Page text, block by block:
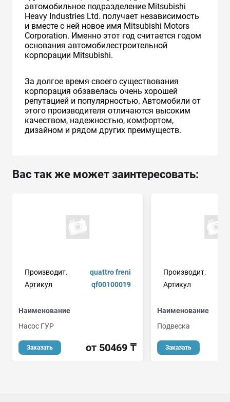
автомобильное подразделение Mitsubishi
Heavy Industries Ltd. получает независимость
и вместе с ней новое имя Mitsubishi Motors
Corporation. Именно этот год считается годом
основания автомобилестроительной
корпорации Mitsubishi.
За долгое время своего существования
корпорация обзавелась очень хорошей
репутацией и популярностью. Автомобили от
этого производителя отличаются высоким
качеством, надежностью, комфортом,
дизайном и рядом других преимуществ.
Вас так же может заинтересовать:
Производит.
quattro freni
Артикул
qf00100019
Наименование
Насос ГУР
Заказать от 50469 ₸
Производит.
Артикул
Наименование
Подвеска
Заказать